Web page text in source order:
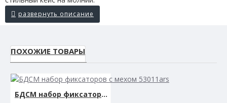
ПОХОЖИЕ ТОВАРЫ
БДСМ набор фиксаторов с мехом 53011ars